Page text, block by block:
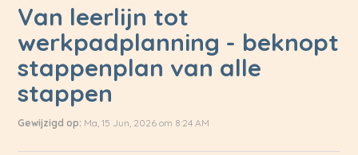
Van leerlijn tot
werkpadplanning - beknopt
stappenplan van alle
stappen
Gewijzigd op: Ma, 15 Jun, 2026 om 8:24 AM